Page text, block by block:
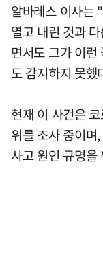
알바레스 이사는
열고 내린 것과
면서도 그가 이런
도 감지하지 못
현재 이 사건은
위를 조사 중이며
사고 원인 규명을